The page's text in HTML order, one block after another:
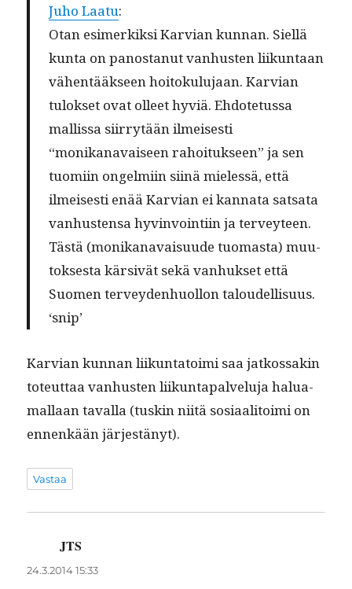
Juho Laatu:
Otan esimerkik­si Kar­vian kun­nan. Siel­lä
kun­ta on panos­tanut van­hus­ten liikun­taan
vähen­tääk­seen hoitoku­lu­jaan. Kar­vian
tulok­set ovat olleet hyviä. Ehdote­tus­sa
mallis­sa siir­ry­tään ilmeis­es­ti
“monikanavaiseen rahoituk­seen” ja sen
tuomi­in ongelmi­in siinä mielessä, että
ilmeis­es­ti enää Kar­vian ei kan­na­ta sat­sa­ta
van­hus­ten­sa hyv­in­voin­ti­in ja ter­vey­teen.
Tästä (monikanavaisu­ude tuo­mas­ta) muu­
tok­ses­ta kär­sivät sekä van­huk­set että
Suomen ter­vey­den­huol­lon taloudellisuus.
‘snip’
Kar­vian kun­nan liikun­ta­toi­mi saa jatkos­sakin
toteut­taa van­hus­ten liikun­ta­palvelu­ja halu­a­
mal­laan taval­la (tuskin niitä sosi­aal­i­toi­mi on
ennenkään järjestänyt).
Vastaa
JTS
24.3.2014 15:33